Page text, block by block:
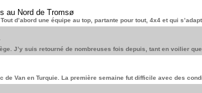
au Nord de Tromsø
d’abord une équipe au top, partante pour tout, 4x4 et qui
J’y suis retourné de nombreuses fois depuis, tant en voilier
de Van en Turquie. La première semaine fut difficile avec des